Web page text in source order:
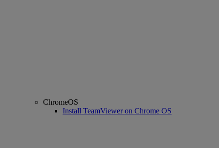
ChromeOS
Install TeamViewer on Chrome OS